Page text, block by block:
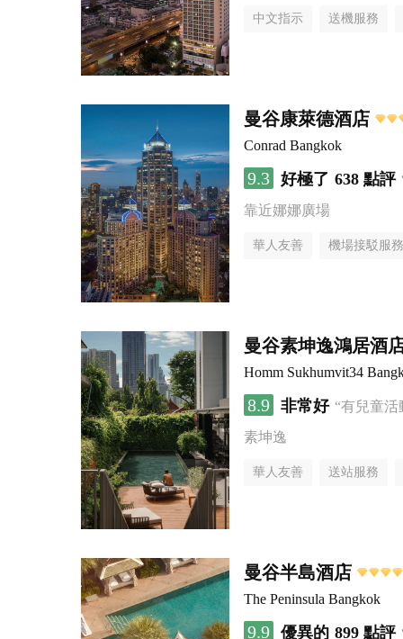
中文指示 送機服務
曼谷康萊德酒店
Conrad Bangkok
9.3 好極了 638 點評
靠近娜娜廣場
華人友善 機場接駁服務
曼谷素坤逸鴻居酒
Homm Sukhumvit34
8.9 非常好 “有兒童
素坤逸
華人友善 送站服務
曼谷半島酒店
The Peninsula Bangkok
9.9 優異的 899 點評